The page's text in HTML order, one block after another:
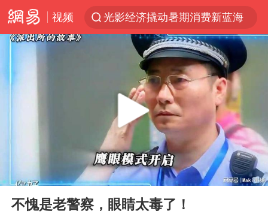
视频
光影经济撬动暑期消费新蓝海
河南重大刑案嫌犯夏某钢落网
国乒女单三将晋级四强
选专业别因“热门”窄化“热爱”
情侣平潭拍日出坠崖1死1伤
日本发布排名：“中国第一，美日德韩英法居后”
茅台部分直营店飞天茅台提价
白海豚将正面袭击贯穿浙江
Play
00:41
不愧是老警察，眼睛太毒了！